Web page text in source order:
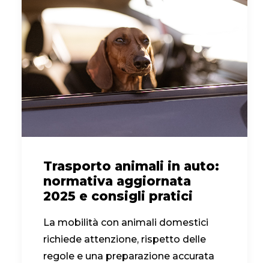
SERVIZI
CORSI
SEDI
NEWS
Trasporto animali in auto:
normativa aggiornata
2025 e consigli pratici
La mobilità con animali domestici
richiede attenzione, rispetto delle
regole e una preparazione accurata